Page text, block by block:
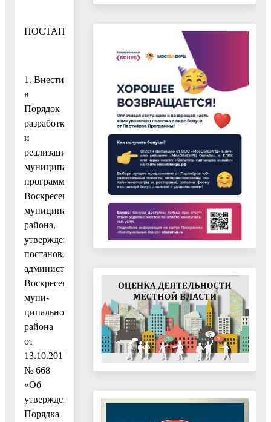
ПОСТАНОВЛЯЮ:
1. Внести
в
Порядок
разработки
и
реализации
муниципальных
программ
Воскресенского
муниципального
района,
утвержденный
постановлением
администрации
Воскресенского
муни-
ципального
района
от
13.10.2017
№ 668
«Об
утверждении
Порядка